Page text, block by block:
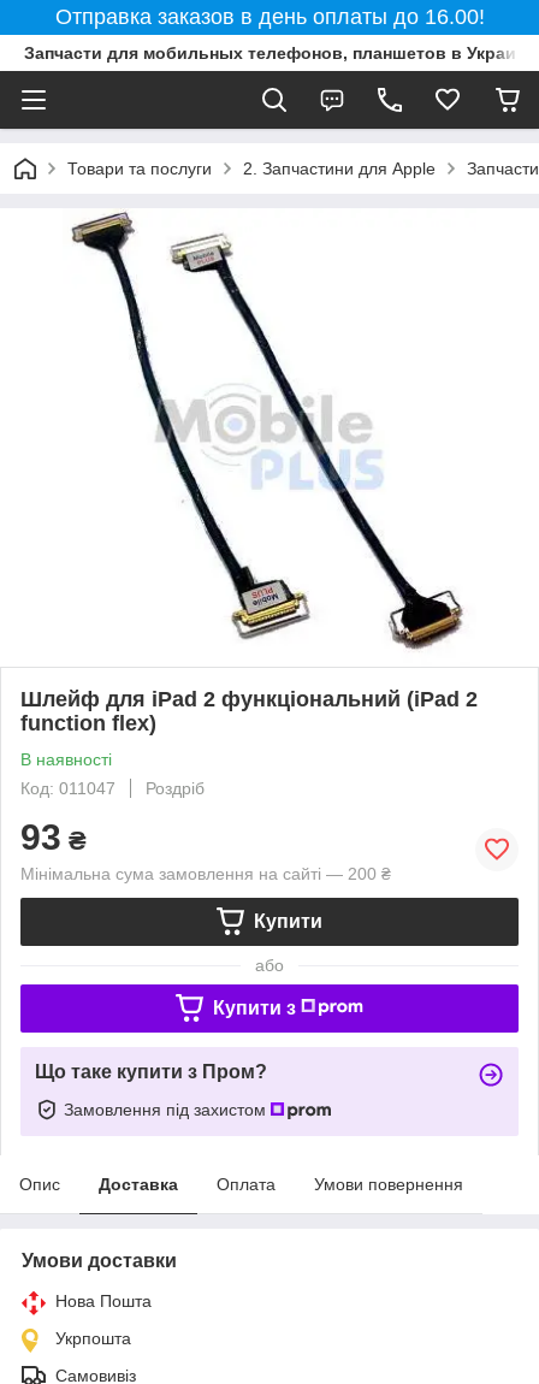
Отправка заказов в день оплаты до 16.00!
Запчасти для мобильных телефонов, планшетов в
Товари та послуги 2. Запчастини для Apple
Шлейф для iPad 2 функціональний (iPad 2
function flex)
В наявності
Код: 011047
Роздріб
93 ₴
Мінімальна сума замовлення на сайті — 200 ₴
Купити
або
Купити з
Що таке купити з Пром?
Замовлення під захистом
Опис Доставка Оплата Умови повернення
Умови доставки
Нова Пошта
Укрпошта
Самовивіз